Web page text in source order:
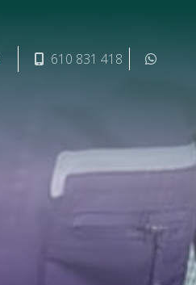
610 831 418